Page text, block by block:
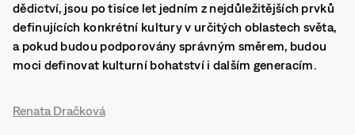
dědictví, jsou po tisíce let jedním z nejdůležitějších prvků
definujících konkrétní kultury v určitých oblastech světa,
a pokud budou podporovány správným směrem, budou
moci definovat kulturní bohatství i dalším generacím.
Renata Dračková